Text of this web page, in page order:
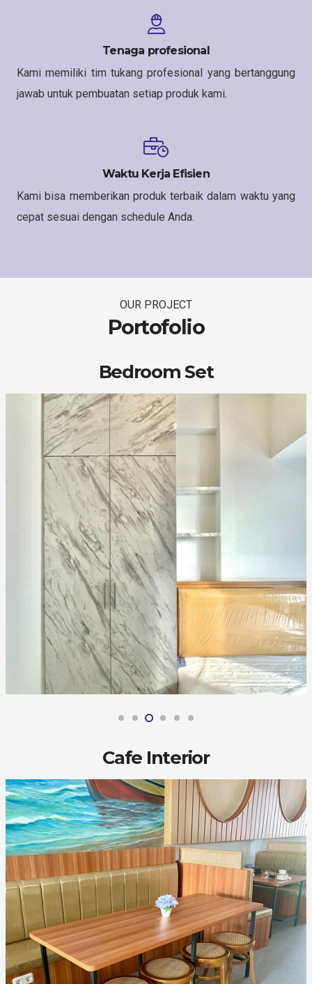
Tenaga profesional
Kami memiliki tim tukang profesional yang bertanggung
jawab untuk pembuatan setiap produk kami.
Waktu Kerja Efisien
Kami bisa memberikan produk terbaik dalam waktu yang
cepat sesuai dengan schedule Anda.
OUR PROJECT
Portofolio
Bedroom Set
Cafe Interior